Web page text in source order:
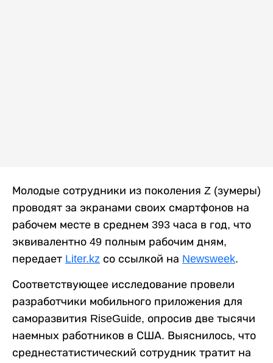
Молодые сотрудники из поколения Z (зумеры)
проводят за экранами своих смартфонов на
рабочем месте в среднем 393 часа в год, что
эквивалентно 49 полным рабочим дням,
передает Liter.kz со ссылкой на Newsweek.
Соответствующее исследование провели
разработчики мобильного приложения для
саморазвития RiseGuide, опросив две тысячи
наемных работников в США. Выяснилось, что
среднестатистический сотрудник тратит на